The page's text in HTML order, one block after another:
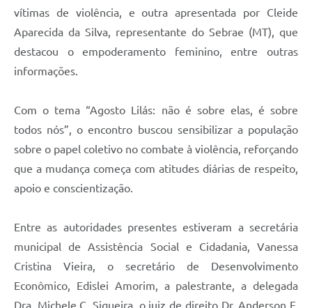
vítimas de violência, e outra apresentada por Cleide
Aparecida da Silva, representante do Sebrae (MT), que
destacou o empoderamento feminino, entre outras
informações.
Com o tema “Agosto Lilás: não é sobre elas, é sobre
todos nós”, o encontro buscou sensibilizar a população
sobre o papel coletivo no combate à violência, reforçando
que a mudança começa com atitudes diárias de respeito,
apoio e conscientização.
Entre as autoridades presentes estiveram a secretária
municipal de Assistência Social e Cidadania, Vanessa
Cristina Vieira, o secretário de Desenvolvimento
Econômico, Edislei Amorim, a palestrante, a delegada
Dra. Michele C. Siqueira, o juiz de direito Dr. Anderson F.